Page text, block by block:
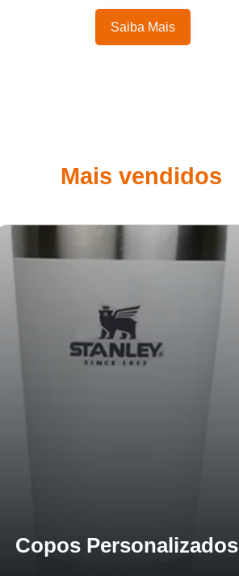
Saiba Mais
Mais vendidos
Copos Personalizados